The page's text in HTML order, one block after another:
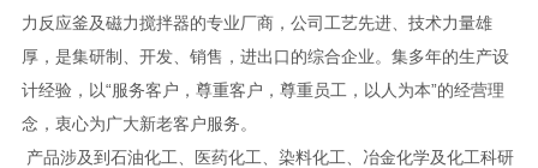
力反应釜及磁力搅拌器的专业厂商，公司工艺先进、技术力量雄
厚，是集研制、开发、销售，进出口的综合企业。集多年的生产设
计经验，以“服务客户，尊重客户，尊重员工，以人为本”的经营理
念，衷心为广大新老客户服务。
产品涉及到石油化工、医药化工、染料化工、冶金化学及化工科研